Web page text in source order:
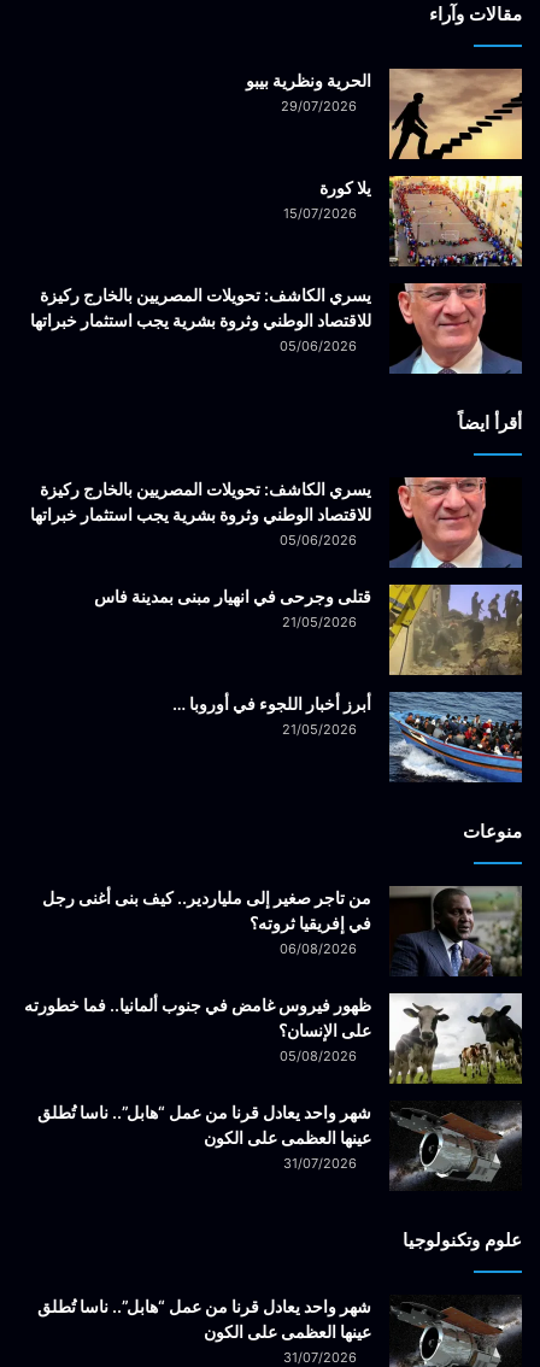
مقالات وآراء
الحرية ونظرية بيبو
29/07/2026
يلا كورة
15/07/2026
يسري الكاشف: تحويلات المصريين بالخارج ركيزة
للاقتصاد الوطني وثروة بشرية يجب استثمار خبراتها
05/06/2026
أقرأ ايضاً
يسري الكاشف: تحويلات المصريين بالخارج ركيزة
للاقتصاد الوطني وثروة بشرية يجب استثمار خبراتها
05/06/2026
قتلى وجرحى في انهيار مبنى بمدينة فاس
21/05/2026
أبرز أخبار اللجوء في أوروبا …
21/05/2026
منوعات
من تاجر صغير إلى ملياردير.. كيف بنى أغنى رجل
في إفريقيا ثروته؟
06/08/2026
ظهور فيروس غامض في جنوب ألمانيا.. فما خطورته
على الإنسان؟
05/08/2026
شهر واحد يعادل قرنا من عمل “هابل”.. ناسا تُطلق
عينها العظمى على الكون
31/07/2026
علوم وتكنولوجيا
شهر واحد يعادل قرنا من عمل “هابل”.. ناسا تُطلق
عينها العظمى على الكون
31/07/2026